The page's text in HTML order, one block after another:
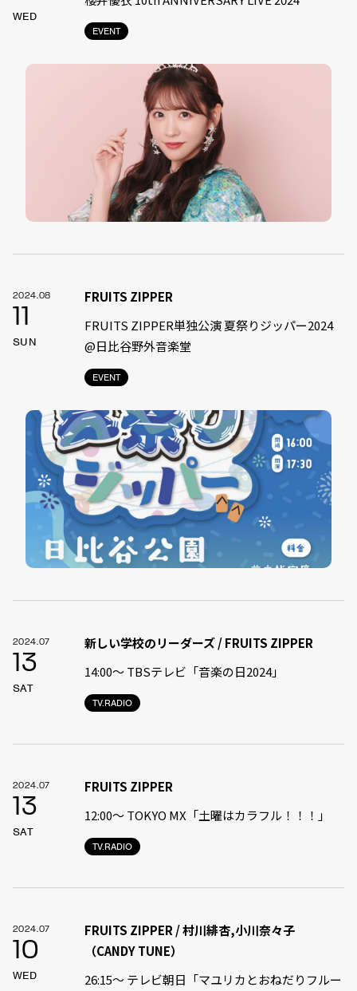
WED
EVENT
2024.08
11
SUN
EVENT
FRUITS ZIPPER
FRUITS ZIPPER単独公演 夏祭りジッパー2024
@日比谷野外音楽堂
2024.07
13
SAT
TV.RADIO
新しい学校のリーダーズ / FRUITS ZIPPER
14:00〜 TBSテレビ「音楽の日2024」
2024.07
13
SAT
TV.RADIO
FRUITS ZIPPER
12:00〜 TOKYO MX「土曜はカラフル！！！」
2024.07
10
WED
FRUITS ZIPPER / 村川緋杏,小川奈々子
（CANDY TUNE）
26:15～ テレビ朝日「マユリカとおねだりフルー